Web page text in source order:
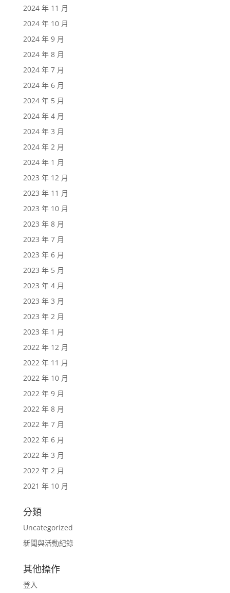
2024 年 11 月
2024 年 10 月
2024 年 9 月
2024 年 8 月
2024 年 7 月
2024 年 6 月
2024 年 5 月
2024 年 4 月
2024 年 3 月
2024 年 2 月
2024 年 1 月
2023 年 12 月
2023 年 11 月
2023 年 10 月
2023 年 8 月
2023 年 7 月
2023 年 6 月
2023 年 5 月
2023 年 4 月
2023 年 3 月
2023 年 2 月
2023 年 1 月
2022 年 12 月
2022 年 11 月
2022 年 10 月
2022 年 9 月
2022 年 8 月
2022 年 7 月
2022 年 6 月
2022 年 3 月
2022 年 2 月
2021 年 10 月
分類
Uncategorized
新聞與活動紀錄
其他操作
登入